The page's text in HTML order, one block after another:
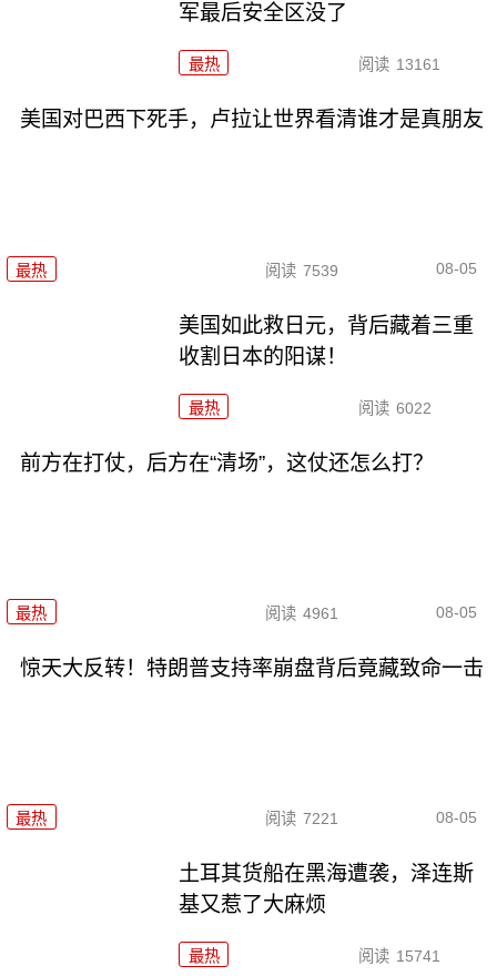
军最后安全区没了
最热 阅读 13161
美国对巴西下死手，卢拉让世界看清谁才是真朋友
最热 阅读 7539 08-05
美国如此救日元，背后藏着三重
收割日本的阳谋！
最热 阅读 6022
前方在打仗，后方在“清场”，这仗还怎么打？
最热 阅读 4961 08-05
惊天大反转！特朗普支持率崩盘背后竟藏致命一击
最热 阅读 7221 08-05
土耳其货船在黑海遭袭，泽连斯
基又惹了大麻烦
最热 阅读 15741